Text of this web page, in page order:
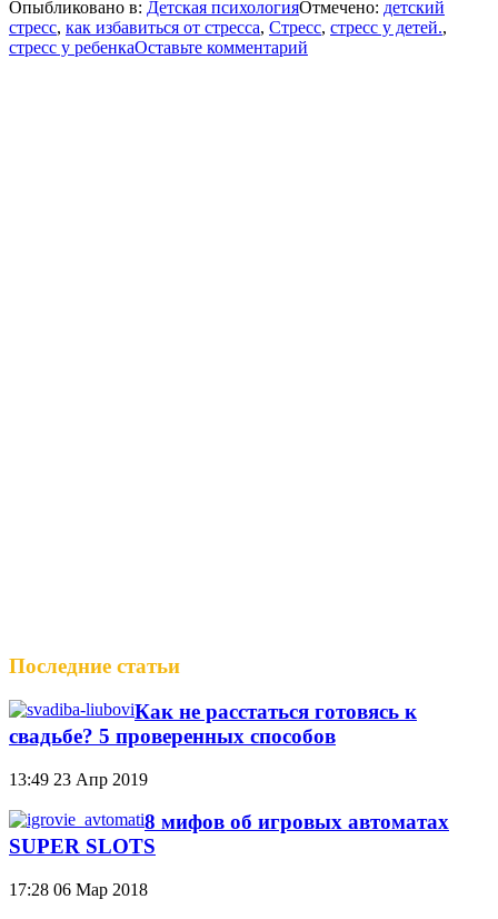
Опыбликовано в: Детская психологияОтмечено: детский
стресс, как избавиться от стресса, Стресс, стресс у детей.,
стресс у ребенкаОставьте комментарий
Последние статьи
Как не расстаться готовясь к
свадьбе? 5 проверенных способов
13:49 23 Апр 2019
8 мифов об игровых автоматах
SUPER SLOTS
17:28 06 Мар 2018